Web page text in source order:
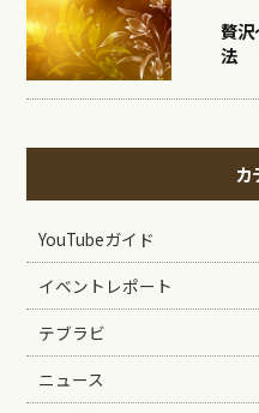
贅沢
法
カ
YouTubeガイド
イベントレポート
テブラビ
ニュース